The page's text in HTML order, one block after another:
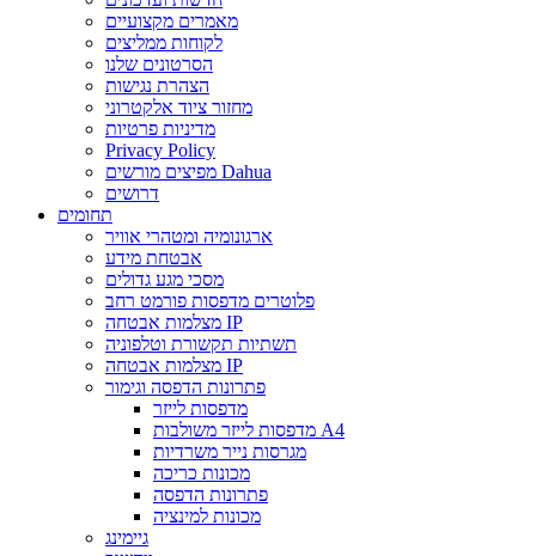
מאמרים מקצועיים
לקוחות ממליצים
הסרטונים שלנו
הצהרת נגישות
מחזור ציוד אלקטרוני
מדיניות פרטיות
Privacy Policy
מפיצים מורשים Dahua
דרושים
תחומים
ארגונומיה ומטהרי אוויר
אבטחת מידע
מסכי מגע גדולים
פלוטרים מדפסות פורמט רחב
מצלמות אבטחה IP
תשתיות תקשורת וטלפוניה
מצלמות אבטחה IP
פתרונות הדפסה וגימור
מדפסות לייזר
מדפסות לייזר משולבות A4
מגרסות נייר משרדיות
מכונות כריכה
פתרונות הדפסה
מכונות למינציה
גיימינג